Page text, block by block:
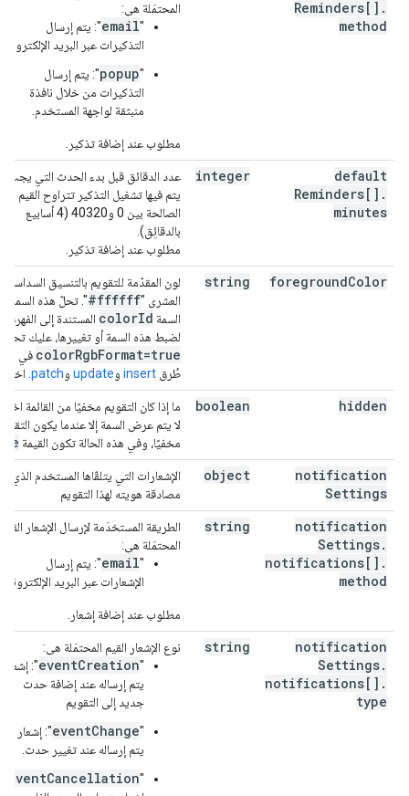
Reminders[] .
method
المحتمَلة هي:
"
email": يتم إرسال
التذكيرات عبر البريد الإلكتروني.
"
popup": يتم إرسال
التذكيرات من خلال نافذة
منبثقة لواجهة المستخدم.
مطلوب عند إضافة تذكير.
default
Reminders[] .
minutes
integer
عدد الدقائق قبل بدء الحدث التي يجب
يتم فيها تشغيل التذكير تتراوح القيم
الصالحة بين 0 و40320 (4 أسابيع
بالدقائِق).
مطلوب عند إضافة تذكير.
foregroundColor
string
لون المقدّمة للتقويم بالتنسيق السداسي
العشري "#ffffff". تحلّ هذه السمة
السمة
colorId
المستندة إلى الفهرس.
لضبط هذه السمة أو تغييرها، عليك
colorRgbFormat=true
في
طُرق insert وupdate وpatch
.
hidden
boolean
ما إذا كان التقويم مخفيًا من القائمة
لا يتم عرض السمة إلا عندما يكون
مخفيًا، وفي هذه الحالة تكون القيمة
notification
Settings
object
الإشعارات التي يتلقّاها المستخدم الذي
مصادقة هويته لهذا التقويم
notification
Settings.
notifications[] .
method
string
الطريقة المستخدَمة لإرسال الإشعار
المحتمَلة هي:
"
email": يتم إرسال
الإشعارات عبر البريد الإلكتروني.
مطلوب عند إضافة إشعار.
notification
Settings.
notifications[] .
type
string
نوع الإشعار القيم المحتمَلة هي:
"
eventCreation": إشعار
يتم إرساله عند إضافة حدث
جديد إلى التقويم
"
eventChange": إشعار
يتم إرساله عند تغيير حدث.
"
eventCancellation